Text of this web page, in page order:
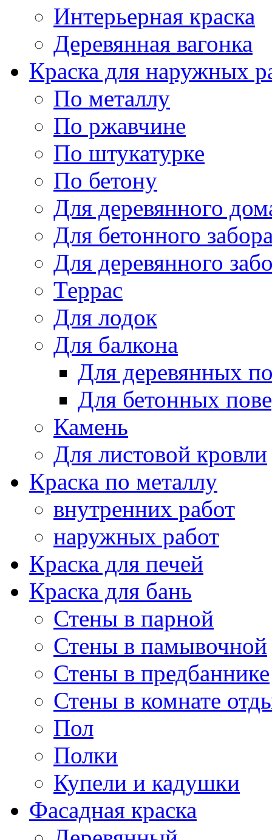
Интерьерная краска
Деревянная вагонка
Краска для наружных
По металлу
По ржавчине
По штукатурке
По бетону
Для деревянного
Для бетонного
Для деревянного
Террас
Для лодок
Для балкона
Для деревянных
Для бетонных
Камень
Для листовой кровли
Краска по металлу
внутренних работ
наружных работ
Краска для печей
Краска для бань
Стены в парной
Стены в памывочной
Стены в предбаннике
Стены в комнате
Пол
Полки
Купели и кадушки
Фасадная краска